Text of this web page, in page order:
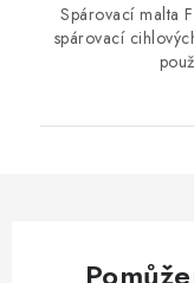
Spárovací malta
spárovací